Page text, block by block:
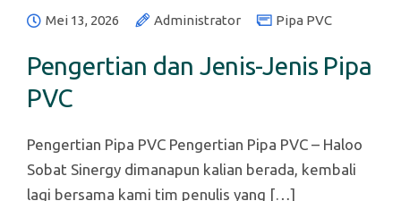
Mei 13, 2026 Administrator Pipa PVC
Pengertian dan Jenis-Jenis Pipa
PVC
Pengertian Pipa PVC Pengertian Pipa PVC – Haloo
Sobat Sinergy dimanapun kalian berada, kembali
lagi bersama kami tim penulis yang […]